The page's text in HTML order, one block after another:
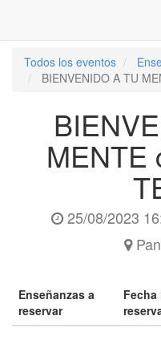
Todos los eventos
BIENVENIDO A TU
MENTE
25/08/2023
Enseñanzas a
reservar